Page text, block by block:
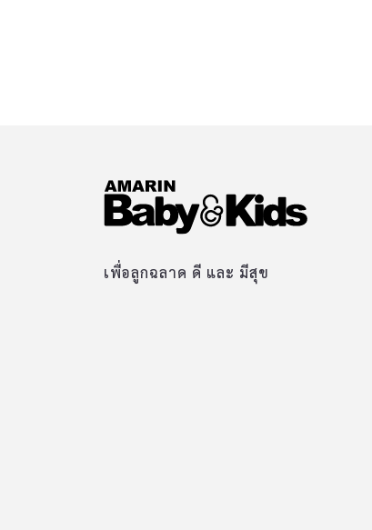
เพื่อลูกฉลาด ดี และ มีสุข